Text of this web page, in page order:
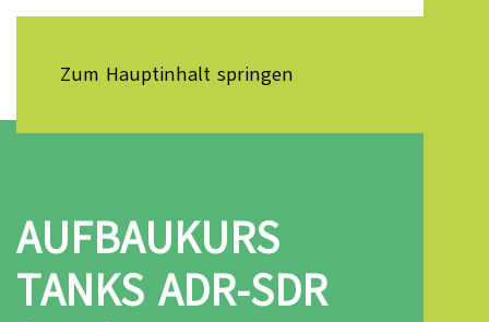
Zum Hauptinhalt springen
AUFBAUKURS
TANKS ADR-SDR